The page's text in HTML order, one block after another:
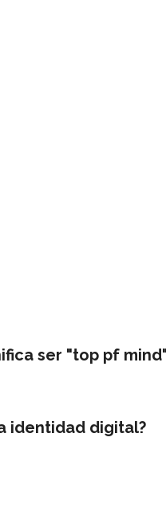
ser "top pf
identidad digital?